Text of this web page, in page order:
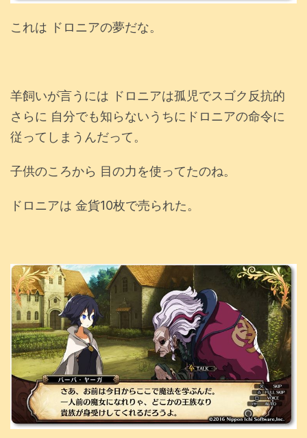
これは ドロニアの夢だな。
羊飼いが言うには ドロニアは孤児でスゴク反抗的
さらに 自分でも知らないうちにドロニアの命令に
従ってしまうんだって。
子供のころから 目の力を使ってたのね。
ドロニアは 金貨10枚で売られた。